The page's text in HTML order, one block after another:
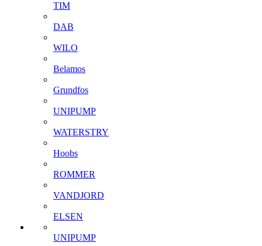
TIM
DAB
WILO
Belamos
Grundfos
UNIPUMP
WATERSTRY
Hoobs
ROMMER
VANDJORD
ELSEN
UNIPUMP